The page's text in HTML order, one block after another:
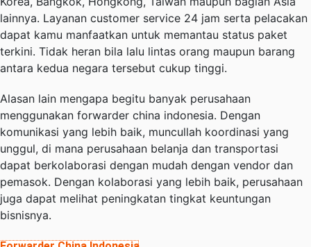
lainnya. Layanan customer service 24 jam serta pelacakan
dapat kamu manfaatkan untuk memantau status paket
terkini. Tidak heran bila lalu lintas orang maupun barang
antara kedua negara tersebut cukup tinggi.
Alasan lain mengapa begitu banyak perusahaan
menggunakan forwarder china indonesia. Dengan
komunikasi yang lebih baik, muncullah koordinasi yang
unggul, di mana perusahaan belanja dan transportasi
dapat berkolaborasi dengan mudah dengan vendor dan
pemasok. Dengan kolaborasi yang lebih baik, perusahaan
juga dapat melihat peningkatan tingkat keuntungan
bisnisnya.